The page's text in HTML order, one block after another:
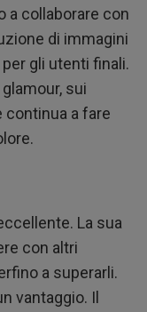
a collaborare con
di immagini
gli utenti finali.
sui
a fare
La sua
con altri
a superarli.
vantaggio. Il